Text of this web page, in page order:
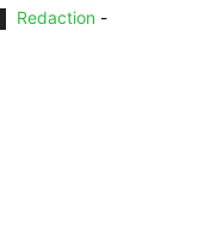
Redaction -